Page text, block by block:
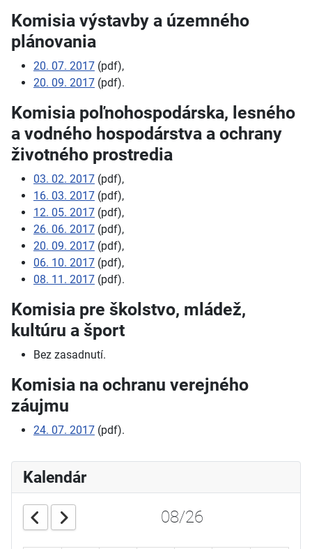
Komisia výstavby a územného
plánovania
20. 07. 2017 (pdf),
20. 09. 2017 (pdf).
Komisia poľnohospodárska, lesného
a vodného hospodárstva a ochrany
životného prostredia
03. 02. 2017 (pdf),
16. 03. 2017 (pdf),
12. 05. 2017 (pdf),
26. 06. 2017 (pdf),
20. 09. 2017 (pdf),
06. 10. 2017 (pdf),
08. 11. 2017 (pdf).
Komisia pre školstvo, mládež,
kultúru a šport
Bez zasadnutí.
Komisia na ochranu verejného
záujmu
24. 07. 2017 (pdf).
Kalendár
08/26